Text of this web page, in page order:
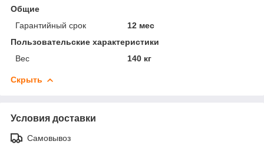
Общие
Гарантийный срок
12 мес
Пользовательские характеристики
Вес
140 кг
Скрыть
Условия доставки
Самовывоз